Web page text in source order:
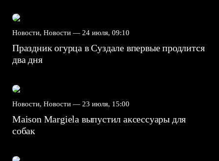
Новости, Новости — 24 июля, 09:10
Праздник огурца в Суздале впервые продлится
два дня
Новости, Новости — 23 июля, 15:00
Maison Margiela выпустил аксессуары для
собак